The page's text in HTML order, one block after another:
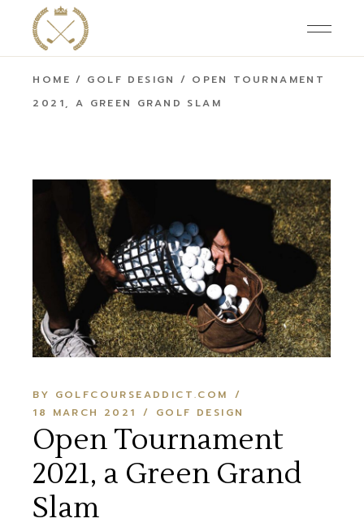
HOME GOLF DESIGN
OPEN TOURNAMENT
2021, A GREEN GRAND SLAM
BY GOLFCOURSEADDICT.COM
18 MARCH 2021
GOLF DESIGN
Open Tournament
2021, a Green Grand
Slam